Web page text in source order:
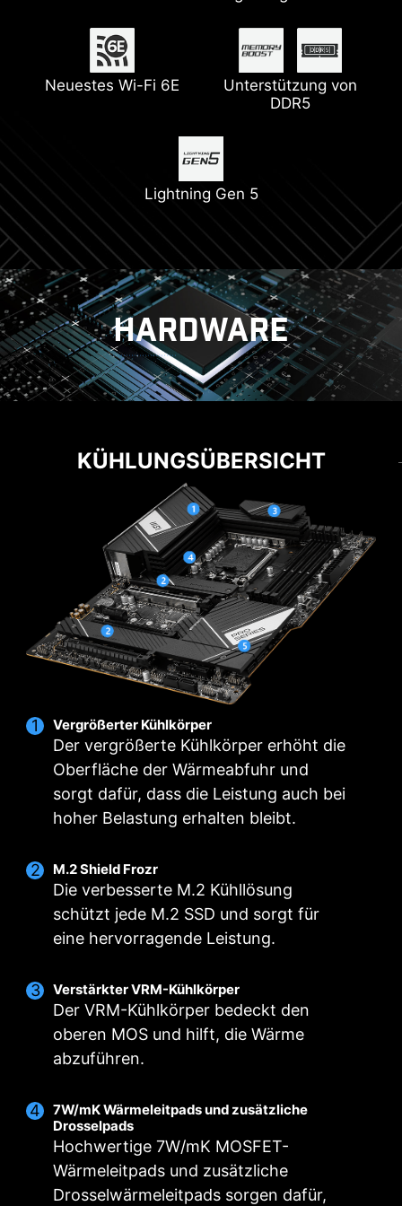
Digitales PWM
PCIe Steel Armor
Neuestes Wi-Fi 6E
Unterstützung von
DDR5
Lightning Gen 5
HARDWARE
KÜHLUNG
NUTZERFREUNDLICH
KÜHLUNGSÜBERSICHT
Vergrößerter Kühlkörper
Der vergrößerte Kühlkörper erhöht die
Oberfläche der Wärmeabfuhr und
sorgt dafür, dass die Leistung auch bei
hoher Belastung erhalten bleibt.
M.2 Shield Frozr
Die verbesserte M.2 Kühllösung
schützt jede M.2 SSD und sorgt für
eine hervorragende Leistung.
Verstärkter VRM-Kühlkörper
Der VRM-Kühlkörper bedeckt den
oberen MOS und hilft, die Wärme
abzuführen.
7W/mK Wärmeleitpads und zusätzliche
Drosselpads
Hochwertige 7W/mK MOSFET-
Wärmeleitpads und zusätzliche
Drosselwärmeleitpads sorgen dafür,
16+1+1 LEISTUNGSDESIGN
Setze die maximale Leistung frei dank eines
starken VRM-Designs mit insgesamt 16+1+1
Stromanschlüssen. Mit der Kombination aus
zwei Anschlüssen und der exklusiven Core
Boost-Technologie sind die Mainboards der MSI
PRO-Serie bereit für den täglichen Betrieb.
PHASE CORE POWERSPS
/ 80A
1PHASE
AUX
POWER
1PHASE
DIGITALES
LEISTUNGSDESIGN
Ein vollständig digitales
der CPU mit höchster Präzision.
DOPPELTE
STROMANSCHLÜSSE
Zwei 8-Pin-Anschlüsse liefern
CORE BOOST
Das hochwertige Design
unterstützt nicht nur Multi-
EZ-M.2-CLIP
Der innovative EZ-M.2-Clip von MSI unterstützt
bei der Installation von M.2 SSDs.